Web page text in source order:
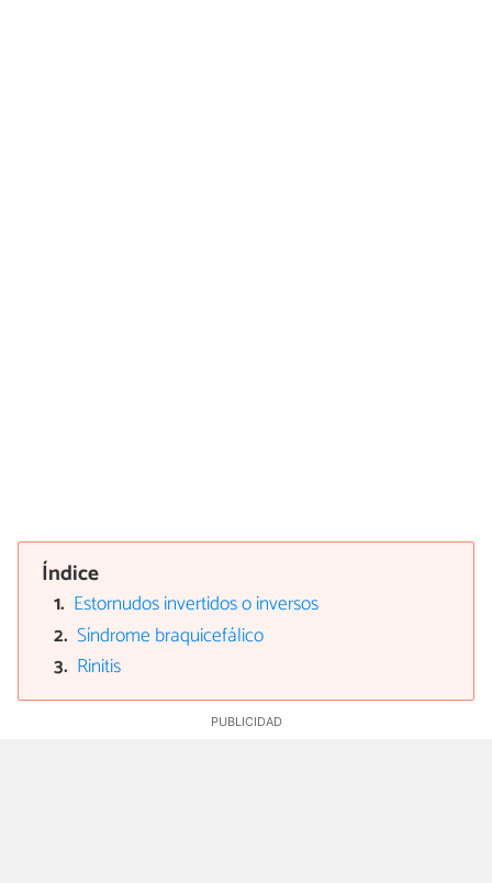
Índice
Estornudos invertidos o inversos
Síndrome braquicefálico
Rinitis